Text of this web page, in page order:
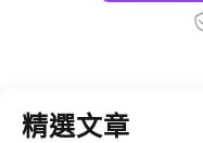
精選文章